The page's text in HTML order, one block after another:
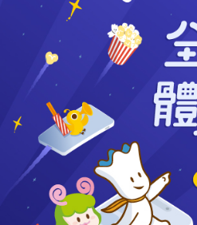
TITAN SCREEN
MUCROWN
4DX
VR 演唱會
GOLD CLASS
AD口述影像
LIVE演唱會